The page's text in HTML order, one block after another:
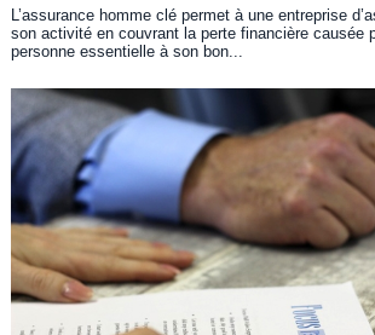
L’assurance homme clé permet à une entreprise
son activité en couvrant la perte financière causée
personne essentielle à son bon...